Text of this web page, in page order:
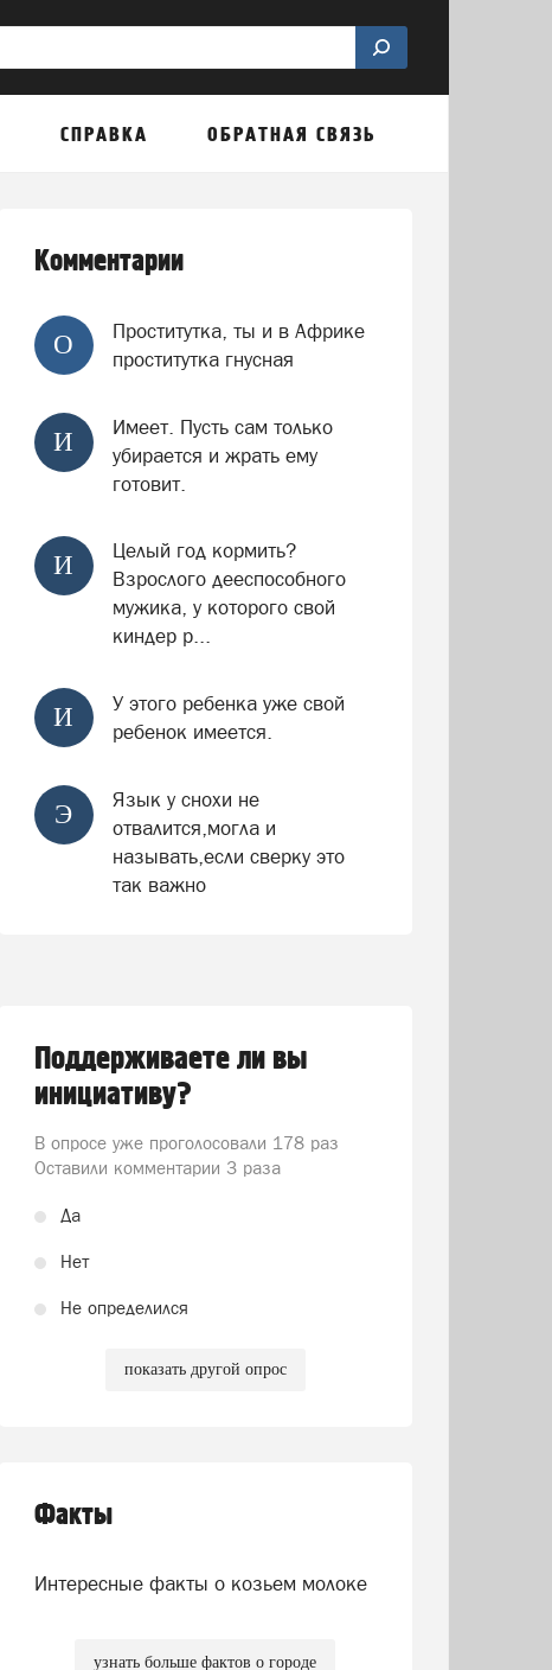
СПРАВКА ОБРАТНАЯ СВЯЗЬ
Комментарии
О
Проститутка, ты и в Африке
проститутка гнусная
И
Имеет. Пусть сам только
убирается и жрать ему
готовит.
И
Целый год кормить?
Взрослого дееспособного
мужика, у которого свой
киндер р...
И
У этого ребенка уже свой
ребенок имеется.
Э
Язык у снохи не
отвалится,могла и
называть,если сверку это
так важно
Поддерживаете ли вы
инициативу?
В опросе уже проголосовали 178 раз
Оставили комментарии 3 раза
Да
Нет
Не определился
показать другой опрос
Факты
Интересные факты о козьем молоке
узнать больше фактов о городе